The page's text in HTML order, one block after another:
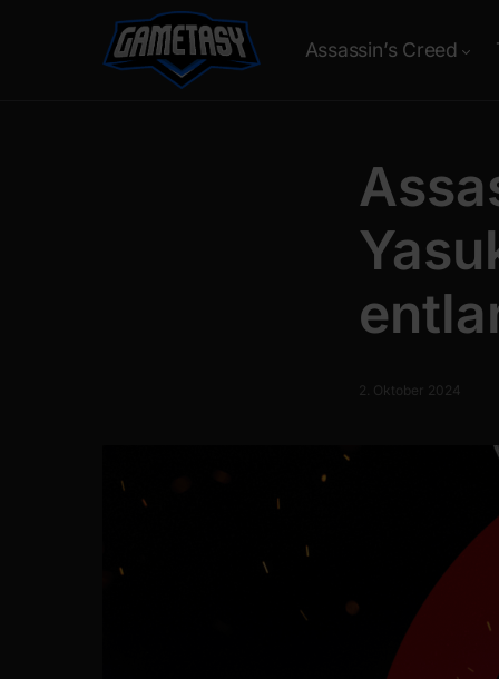
Assassin’s Creed
2. Oktober 2024